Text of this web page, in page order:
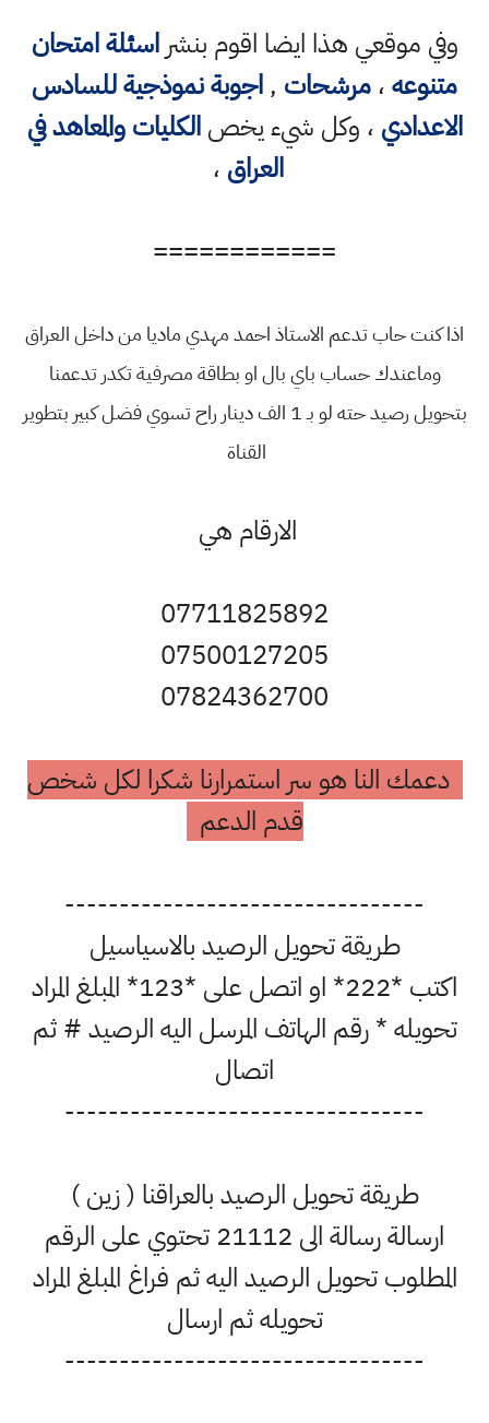
وفي موقعي هذا ايضا اقوم بنشراسئلة امتحان
متنوعه،مرشحات ,اجوبة نموذجية للسادس
الاعدادي ، وكل شيء يخصالكليات والمعاهد في
العراق ،
============
اذا كنت حاب تدعم الاستاذ احمد مهدي ماديا من داخل العراق
وماعندك حساب باي بال او بطاقة مصرفية تكدر تدعمنا
بتحويل رصيد حته لو بـ 1 الف دينار راح تسوي فضل كبير بتطوير
القناة
الارقام هي
07711825892
07500127205
07824362700
دعمك النا هو سر استمرارنا شكرا لكل شخص
قدم الدعم
---------------------------------
طريقة تحويل الرصيد بالاسياسيل
اكتب *222* او اتصل على *123* المبلغ المراد
تحويله * رقم الهاتف المرسل اليه الرصيد # ثم
اتصال
---------------------------------
طريقة تحويل الرصيد بالعراقنا ( زين )
ارسالة رسالة الى 21112 تحتوي على الرقم
المطلوب تحويل الرصيد اليه ثم فراغ المبلغ المراد
تحويله ثم ارسال
---------------------------------